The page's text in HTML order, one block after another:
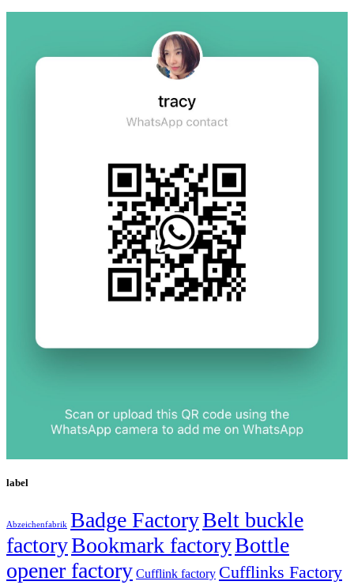
label
Abzeichenfabrik Badge FactoryBelt buckle
factoryBookmark factoryBottle
opener factory Cufflink factory Cufflinks Factory